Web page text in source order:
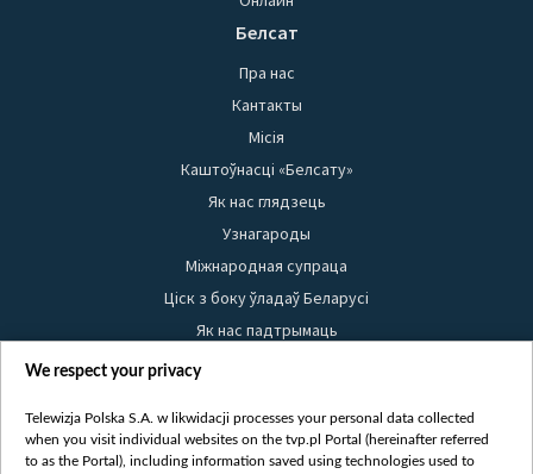
Белсат
Пра нас
Кантакты
Місія
Каштоўнасці «Белсату»
Як нас глядзець
Узнагароды
Міжнародная супраца
Ціск з боку ўладаў Беларусі
Як нас падтрымаць
Правілы выкарыстання матэрыялаў
Бяспека
Youtube
We respect your privacy
Telewizja Polska S.A. w likwidacji processes your personal data collected
when you visit individual websites on the tvp.pl Portal (hereinafter referred
to as the Portal), including information saved using technologies used to